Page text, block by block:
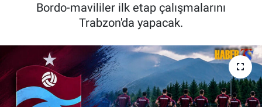
Bordo-mavililer ilk etap çalışmalarını
Trabzon'da yapacak.
FUTBOL
TV VE SİNEMA
BASKETBOL